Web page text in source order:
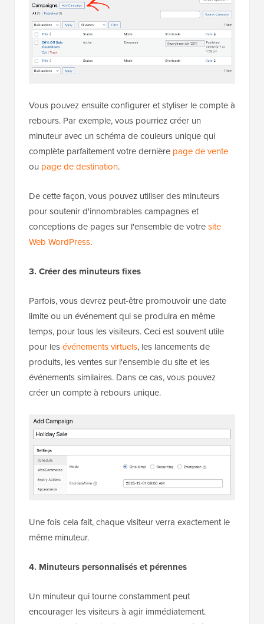
Vous pouvez ensuite configurer et styliser le compte à
rebours. Par exemple, vous pourriez créer un
minuteur avec un schéma de couleurs unique qui
complète parfaitement votre dernière page de vente
ou page de destination.
De cette façon, vous pouvez utiliser des minuteurs
pour soutenir d'innombrables campagnes et
conceptions de pages sur l'ensemble de votresite
Web WordPress.
3. Créer des minuteurs fixes
Parfois, vous devrez peut-être promouvoir une date
limite ou un événement qui se produira en même
temps, pour tous les visiteurs. Ceci est souvent utile
pour lesévénements virtuels, les lancements de
produits, les ventes sur l'ensemble du site et les
événements similaires. Dans ce cas, vous pouvez
créer un compte à rebours unique.
Une fois cela fait, chaque visiteur verra exactement le
même minuteur.
4. Minuteurs personnalisés et pérennes
Un minuteur qui tourne constamment peut
encourager les visiteurs à agir immédiatement.